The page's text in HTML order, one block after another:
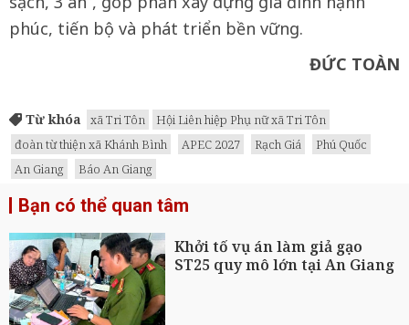
phúc, tiến bộ và phát triển bền vững.
ĐỨC TOÀN
Từ khóa xã Tri Tôn
Hội Liên hiệp Phụ nữ xã Tri Tôn
đoàn từ thiện xã Khánh Bình
APEC 2027 Rạch Giá
Phú Quốc
An Giang
Báo An Giang
Bạn có thể quan tâm
Khởi tố vụ án làm giả gạo
ST25 quy mô lớn tại An Giang